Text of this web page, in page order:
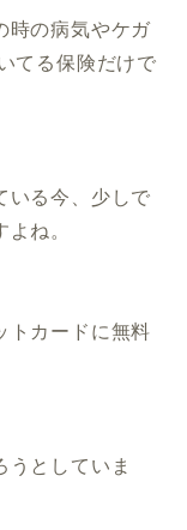
時の病気やケガ
てる保険だけで
いる今、少しで
ね。
トカードに無料
うとしていま